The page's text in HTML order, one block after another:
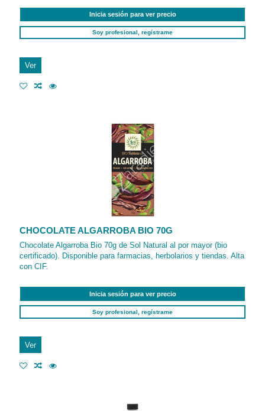
Inicia sesión para ver precio
Soy profesional, regístrame
Ver
CHOCOLATE ALGARROBA BIO 70G
Chocolate Algarroba Bio 70g de Sol Natural al por mayor (bio
certificado). Disponible para farmacias, herbolarios y tiendas. Alta
con CIF.
Inicia sesión para ver precio
Soy profesional, regístrame
Ver